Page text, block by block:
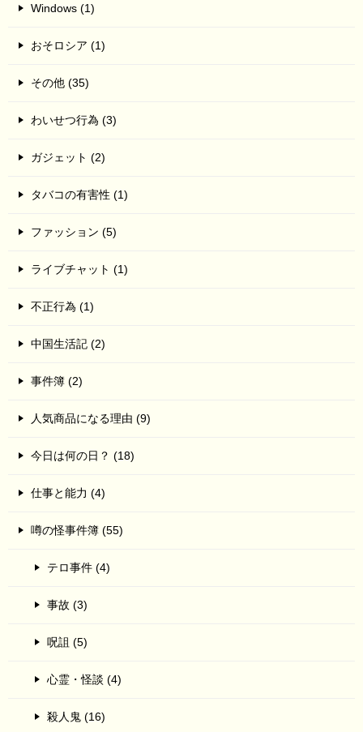
Windows (1)
おそロシア (1)
その他 (35)
わいせつ行為 (3)
ガジェット (2)
タバコの有害性 (1)
ファッション (5)
ライブチャット (1)
不正行為 (1)
中国生活記 (2)
事件簿 (2)
人気商品になる理由 (9)
今日は何の日？ (18)
仕事と能力 (4)
噂の怪事件簿 (55)
テロ事件 (4)
事故 (3)
呪詛 (5)
心霊・怪談 (4)
殺人鬼 (16)